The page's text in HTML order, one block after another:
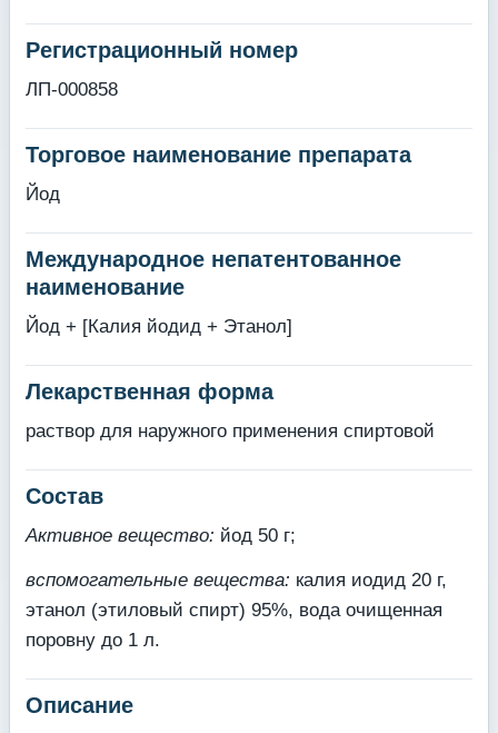
Регистрационный номер
ЛП-000858
Торговое наименование препарата
Йод
Международное непатентованное
наименование
Йод + [Калия йодид + Этанол]
Лекарственная форма
раствор для наружного применения спиртовой
Состав
Активное вещество: йод 50 г;
вспомогательные вещества: калия иодид 20 г,
этанол (этиловый спирт) 95%, вода очищенная
поровну до 1 л.
Описание